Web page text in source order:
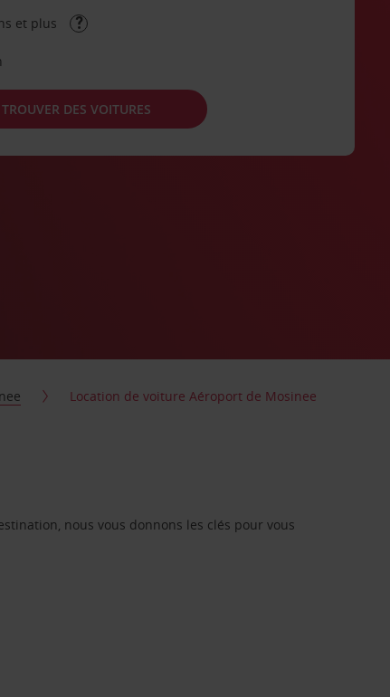
et plus
TROUVER DES VOITURES
Location de voiture Aéroport de Mosinee
nous vous donnons les clés pour vous